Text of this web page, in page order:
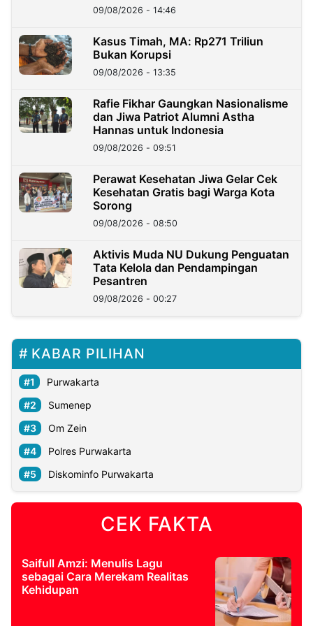
09/08/2026 - 14:46
Kasus Timah, MA: Rp271 Triliun
Bukan Korupsi
09/08/2026 - 13:35
Rafie Fikhar Gaungkan Nasionalisme
dan Jiwa Patriot Alumni Astha
Hannas untuk Indonesia
09/08/2026 - 09:51
Perawat Kesehatan Jiwa Gelar Cek
Kesehatan Gratis bagi Warga Kota
Sorong
09/08/2026 - 08:50
Aktivis Muda NU Dukung Penguatan
Tata Kelola dan Pendampingan
Pesantren
09/08/2026 - 00:27
KABAR PILIHAN
Purwakarta
Sumenep
Om Zein
Polres Purwakarta
Diskominfo Purwakarta
CEK FAKTA
Saifull Amzi: Menulis Lagu
sebagai Cara Merekam Realitas
Kehidupan